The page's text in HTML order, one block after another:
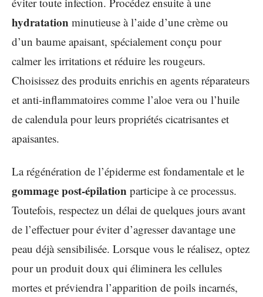
hydratation minutieuse à l’aide d’une crème ou
d’un baume apaisant, spécialement conçu pour
calmer les irritations et réduire les rougeurs.
Choisissez des produits enrichis en agents réparateurs
et anti-inflammatoires comme l’aloe vera ou l’huile
de calendula pour leurs propriétés cicatrisantes et
apaisantes.
La régénération de l’épiderme est fondamentale et le
gommage post-épilation participe à ce processus.
Toutefois, respectez un délai de quelques jours avant
de l’effectuer pour éviter d’agresser davantage une
peau déjà sensibilisée. Lorsque vous le réalisez, optez
pour un produit doux qui éliminera les cellules
mortes et préviendra l’apparition de poils incarnés,